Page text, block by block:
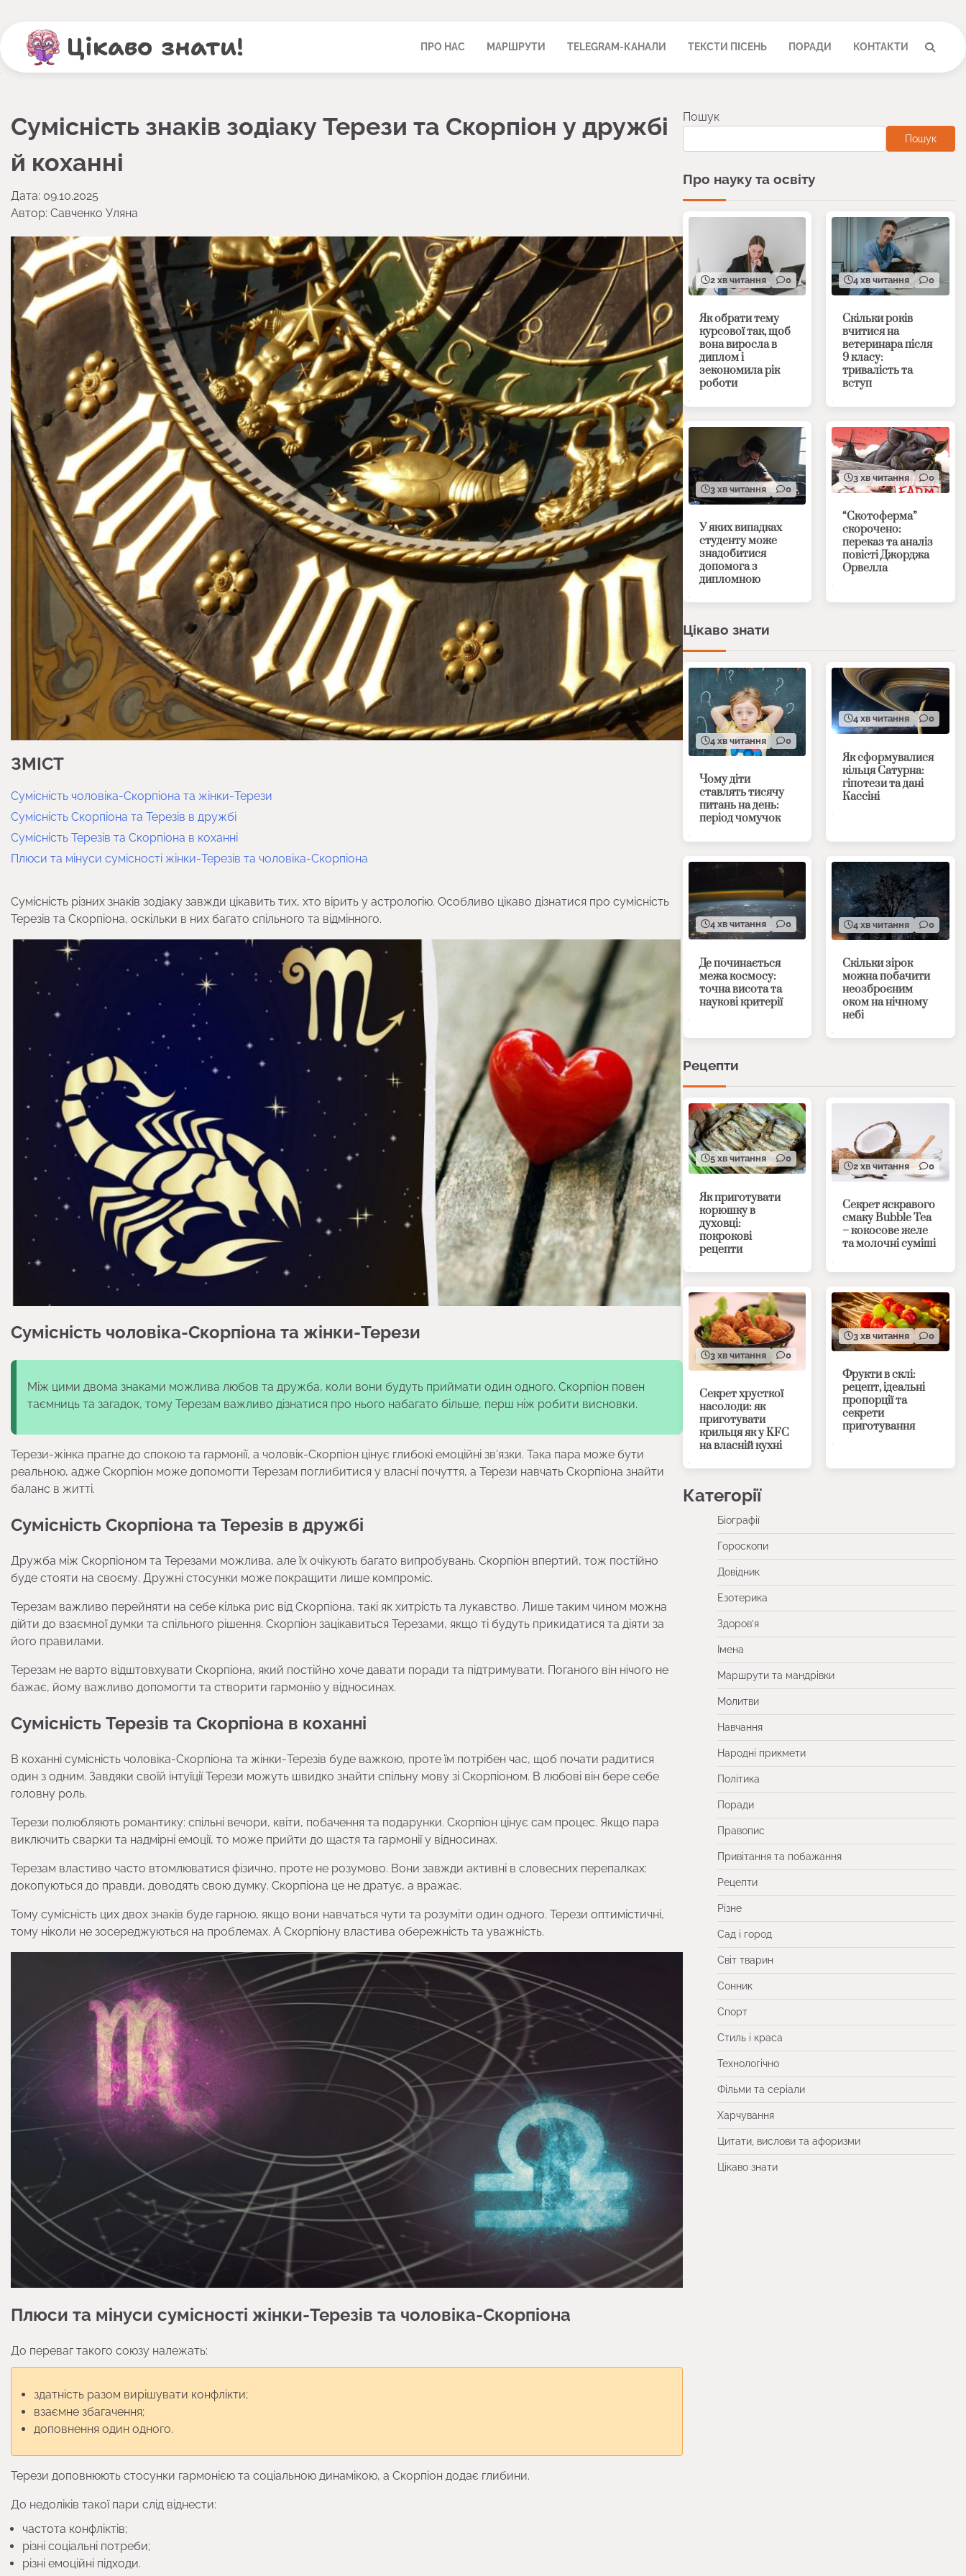
вмісту
Цікаво знати! ПРО НАС МАРШРУТИ TELEGRAM-КАНАЛИ ТЕКСТИ ПІСЕНЬ ПОРАДИ КОНТАКТИ
Сумісність знаків зодіаку Терези та Скорпіон у дружбі
й коханні
Дата: 09.10.2025
Автор: Савченко Уляна
ЗМІСТ
Сумісність чоловіка-Скорпіона та жінки-Терези
Сумісність Скорпіона та Терезів в дружбі
Сумісність Терезів та Скорпіона в коханні
Плюси та мінуси сумісності жінки-Терезів та чоловіка-Скорпіона
Сумісність різних знаків зодіаку завжди цікавить тих, хто вірить у астрологію. Особливо цікаво дізнатися про сумісність
Терезів та Скорпіона, оскільки в них багато спільного та відмінного.
Сумісність чоловіка-Скорпіона та жінки-Терези
Між цими двома знаками можлива любов та дружба, коли вони будуть приймати один одного. Скорпіон повен
таємниць та загадок, тому Терезам важливо дізнатися про нього набагато більше, перш ніж робити висновки.
Терези-жінка прагне до спокою та гармонії, а чоловік-Скорпіон цінує глибокі емоційні зв’язки. Така пара може бути
реальною, адже Скорпіон може допомогти Терезам поглибитися у власні почуття, а Терези навчать Скорпіона знайти
баланс в житті.
Сумісність Скорпіона та Терезів в дружбі
Дружба між Скорпіоном та Терезами можлива, але їх очікують багато випробувань. Скорпіон впертий, тож постійно
буде стояти на своєму. Дружні стосунки може покращити лише компроміс.
Терезам важливо перейняти на себе кілька рис від Скорпіона, такі як хитрість та лукавство. Лише таким чином можна
дійти до взаємної думки та спільного рішення. Скорпіон зацікавиться Терезами, якщо ті будуть прикидатися та діяти за
його правилами.
Терезам не варто відштовхувати Скорпіона, який постійно хоче давати поради та підтримувати. Поганого він нічого не
бажає, йому важливо допомогти та створити гармонію у відносинах.
Сумісність Терезів та Скорпіона в коханні
В коханні сумісність чоловіка-Скорпіона та жінки-Терезів буде важкою, проте їм потрібен час, щоб почати радитися
один з одним. Завдяки своїй інтуїції Терези можуть швидко знайти спільну мову зі Скорпіоном. В любові він бере себе
головну роль.
Терези полюбляють романтику: спільні вечори, квіти, побачення та подарунки. Скорпіон цінує сам процес. Якщо пара
виключить сварки та надмірні емоції, то може прийти до щастя та гармонії у відносинах.
Терезам властиво часто втомлюватися фізично, проте не розумово. Вони завжди активні в словесних перепалках:
докопуються до правди, доводять свою думку. Скорпіона це не дратує, а вражає.
Тому сумісність цих двох знаків буде гарною, якщо вони навчаться чути та розуміти один одного. Терези оптимістичні,
тому ніколи не зосереджуються на проблемах. А Скорпіону властива обережність та уважність.
Плюси та мінуси сумісності жінки-Терезів та чоловіка-Скорпіона
До переваг такого союзу належать:
здатність разом вирішувати конфлікти;
взаємне збагачення;
доповнення один одного.
Терези доповнюють стосунки гармонією та соціальною динамікою, а Скорпіон додає глибини.
До недоліків такої пари слід віднести:
частота конфліктів;
різні соціальні потреби;
різні емоційні підходи.
Пошук
Пошук
Про науку та освіту
2 хв читання 0
Як обрати тему
курсової так, щоб
вона виросла в
диплом і
зекономила рік
роботи
4 хв читання 0
Скільки років
вчитися на
ветеринара після
9 класу:
тривалість та
вступ
3 хв читання 0
У яких випадках
студенту може
знадобитися
допомога з
дипломною
3 хв читання 0
“Скотоферма”
скорочено:
переказ та аналіз
повісті Джорджа
Орвелла
Цікаво знати
4 хв читання 0
Чому діти
ставлять тисячу
питань на день:
період чомучок
4 хв читання 0
Як сформувалися
кільця Сатурна:
гіпотези та дані
Кассіні
4 хв читання 0
Де починається
межа космосу:
точна висота та
наукові критерії
4 хв читання 0
Скільки зірок
можна побачити
неозброєним
оком на нічному
небі
Рецепти
5 хв читання 0
Як приготувати
корюшку в
духовці:
покрокові
рецепти
2 хв читання 0
Секрет яскравого
смаку Bubble Tea
– кокосове желе
та молочні суміші
3 хв читання 0
Секрет хрусткої
насолоди: як
приготувати
крильця як у KFC
на власній кухні
3 хв читання 0
Фрукти в склі:
рецепт, ідеальні
пропорції та
секрети
приготування
Категорії
Біографії
Гороскопи
Довідник
Езотерика
Здоров’я
Імена
Маршрути та мандрівки
Молитви
Навчання
Народні прикмети
Політика
Поради
Правопис
Привітання та побажання
Рецепти
Різне
Сад і город
Світ тварин
Сонник
Спорт
Стиль і краса
Технологічно
Фільми та серіали
Харчування
Цитати, вислови та афоризми
Цікаво знати